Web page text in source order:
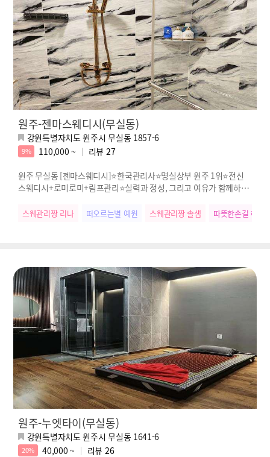
원주-젠마스웨디시(무실동)
강원특별자치도 원주시 무실동 1857-6
9% 110,000 ~ 리뷰 27
원주 무실동 [젠마스웨디시]⭐한국관리사⭐명실상부 원주 1위⭐전신
스웨디시+로미로미+림프관리⭐실력과 정성, 그리고 여유가 함께하는
스웨관리짱 리나 떠오르는별 예원 스웨관리짱 솔샘 따뜻한손길 혜나
원주-누엣타이(무실동)
강원특별자치도 원주시 무실동 1641-6
20% 40,000 ~ 리뷰 26